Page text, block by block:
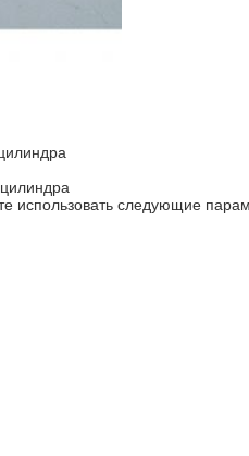
использовать следующие